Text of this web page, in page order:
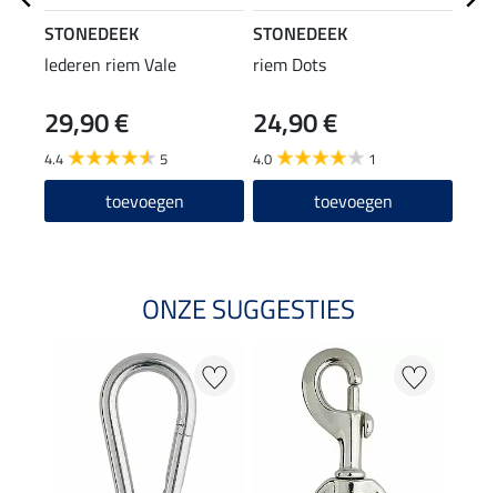
STONEDEEK
lederen riem Vale
29,90 €
4.4 5
toevoegen
STONEDEEK
riem Dots
24,90 €
4.0 1
toevoegen
ONZE SUGGESTIES